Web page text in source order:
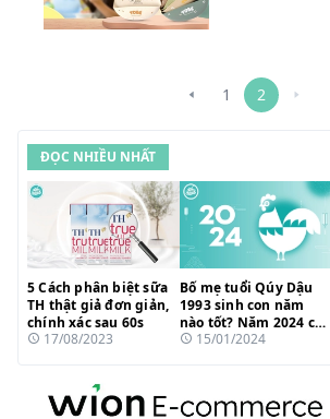
này nhé!
1 2
ĐỌC NHIỀU NHẤT
5 Cách phân biệt sữa
TH thật giả đơn giản,
chính xác sau 60s
17/08/2023
Bố mẹ tuổi Qúy Dậu
1993 sinh con năm
nào tốt? Năm 2024 có
hợp tuổi?
15/01/2024